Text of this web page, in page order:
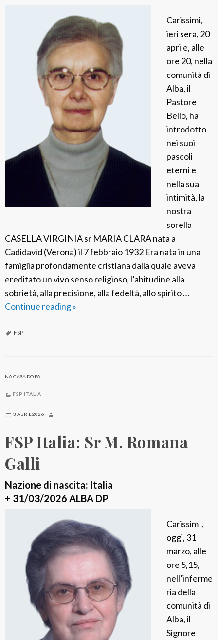
l
i
z
d
E
Carissimi,
ieri sera, 20
aprile, alle
ore 20, nella
comunità di
Alba, il
Pastore
Bello, ha
introdotto
nei suoi
pascoli
eterni e
nella sua
intimità, la
nostra
sorella
CASELLA VIRGINIA sr MARIA CLARA nata a
Cadidavid (Verona) il 7 febbraio 1932 Era nata in una
famiglia profondamente cristiana dalla quale aveva
ereditato un vivo senso religioso, l’abitudine alla
sobrietà, alla precisione, alla fedeltà, allo spirito …
Continue readingF
S
.
C
a
r
a
a
s
e
l
l
»
FSP
NA CASA DO PAI
FSP ITALIA
3 ABRIL 2026
FSP Italia: Sr M. Romana
Galli
Nazione di nascita: Italia
+ 31/03/2026 ALBA DP
CarissimI,
oggi, 31
marzo, alle
ore 5,15,
nell’inferme
ria della
comunità di
Alba, il
Signore